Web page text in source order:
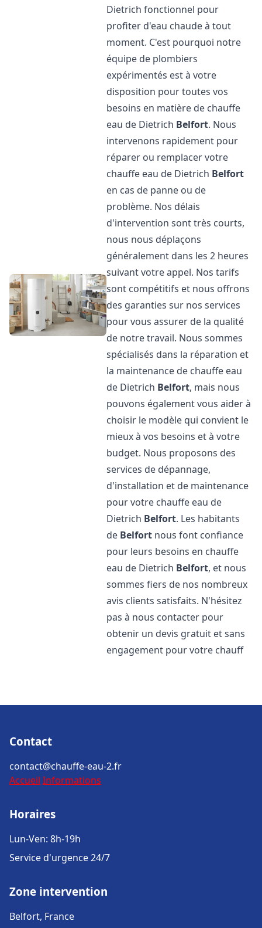
Dietrich fonctionnel pour
profiter d'eau chaude à tout
moment. C'est pourquoi notre
équipe de plombiers
expérimentés est à votre
disposition pour toutes vos
besoins en matière de chauffe
eau de Dietrich Belfort. Nous
intervenons rapidement pour
réparer ou remplacer votre
chauffe eau de Dietrich Belfort
en cas de panne ou de
problème. Nos délais
d'intervention sont très courts,
nous nous déplaçons
généralement dans les 2 heures
suivant votre appel. Nos tarifs
sont compétitifs et nous offrons
des garanties sur nos services
pour vous assurer de la qualité
de notre travail. Nous sommes
spécialisés dans la réparation et
la maintenance de chauffe eau
de Dietrich Belfort, mais nous
pouvons également vous aider à
choisir le modèle qui convient le
mieux à vos besoins et à votre
budget. Nous proposons des
services de dépannage,
d'installation et de maintenance
pour votre chauffe eau de
Dietrich Belfort. Les habitants
de Belfort nous font confiance
pour leurs besoins en chauffe
eau de Dietrich Belfort, et nous
sommes fiers de nos nombreux
avis clients satisfaits. N'hésitez
pas à nous contacter pour
obtenir un devis gratuit et sans
engagement pour votre chauff
Contact
contact@chauffe-eau-2.fr
Accueil Informations
Horaires
Lun-Ven: 8h-19h
Service d'urgence 24/7
Zone intervention
Belfort, France